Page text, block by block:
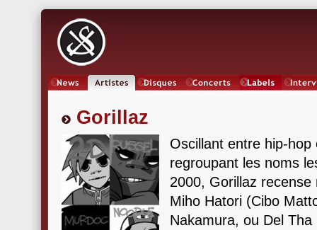
Gorillaz
Oscillant entre hip-
regroupant les noms
2000, Gorillaz
Miho Hatori (Cibo
Nakamura, ou Del